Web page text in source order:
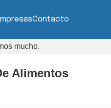
Contacto
mucho.
Alimentos